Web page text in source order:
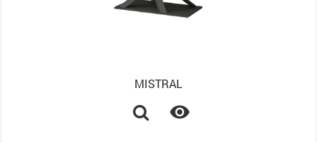
MISTRAL
